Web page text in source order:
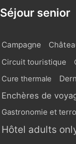
Séjour senior
Campagne
Circuit touristique
Cure thermale
Enchères de
Gastronomie et
Hôtel adults